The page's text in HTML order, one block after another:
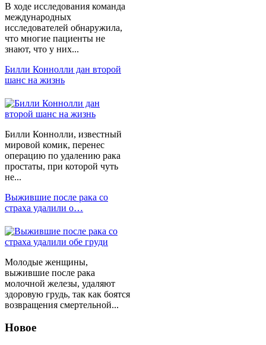
В ходе исследования команда
международных
исследователей обнаружила,
что многие пациенты не
знают, что у них...
Билли Коннолли дан второй
шанс на жизнь
Билли Коннолли, известный
мировой комик, перенес
операцию по удалению рака
простаты, при которой чуть
не...
Выжившие после рака со
страха удалили о…
Молодые женщины,
выжившие после рака
молочной железы, удаляют
здоровую грудь, так как боятся
возвращения смертельной...
Новое